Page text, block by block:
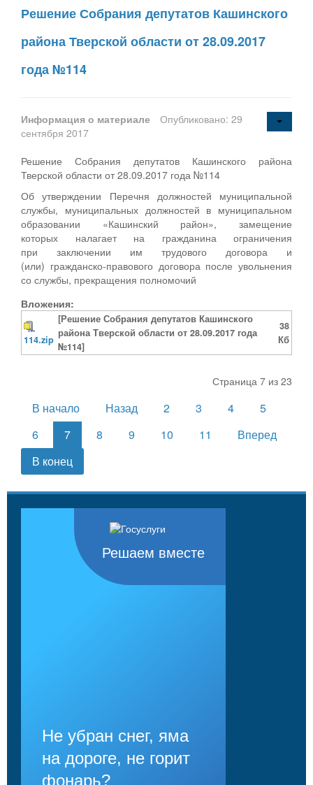
Решение Собрания депутатов Кашинского
района Тверской области от 28.09.2017
года №114
Информация о материале
Опубликовано: 29
сентября 2017
Решение Собрания депутатов Кашинского района
Тверской области от 28.09.2017 года №114
Об утверждении Перечня должностей муниципальной
службы, муниципальных должностей в муниципальном
образовании «Кашинский район», замещение
которых налагает на гражданина ограничения
при заключении им трудового договора и
(или) гражданско-правового договора после увольнения
со службы, прекращения полномочий
Вложения:
114.zip
[Решение Собрания депутатов Кашинского
района Тверской области от 28.09.2017 года
№114]
38
Кб
Страница 7 из 23
В начало Назад 2 3 4
5
6
7 8 9 10 11
Вперед
В конец
Решаем вместе
Не убран снег, яма
на дороге, не горит
фонарь?